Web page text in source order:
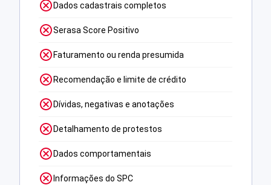
Dados cadastrais completos
Serasa Score Positivo
Faturamento ou renda presumida
Recomendação e limite de crédito
Dívidas, negativas e anotações
Detalhamento de protestos
Dados comportamentais
Informações do SPC